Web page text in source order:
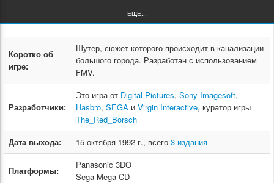
ЕЩЕ...
Коротко об
игре:
Шутер, сюжет которого происходит в канализации
большого города. Разработан с использованием
FMV.
Разработчики:
Это игра от Digital Pictures, Sony Imagesoft,
Hasbro, SEGA и Virgin Interactive, куратор игры
The_Red_Borsch
Дата выхода:
15 октября 1992 г., всего 3 издания
Платформы:
Panasonic 3DO
Sega Mega CD